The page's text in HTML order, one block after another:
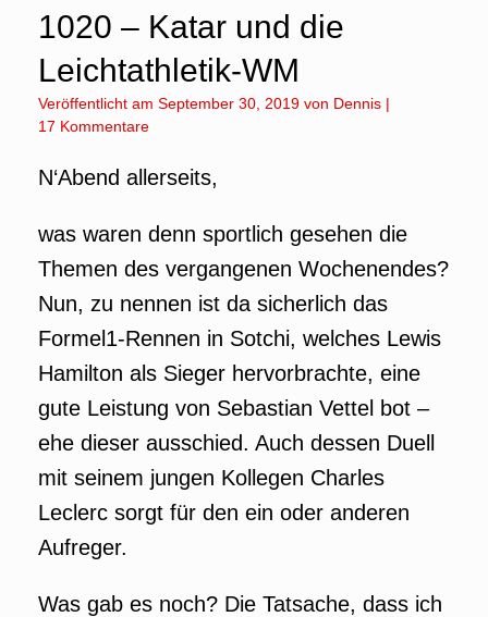
1020 – Katar und die
Leichtathletik-WM
Veröffentlicht am September 30, 2019 von Dennis |
17 Kommentare
N‘Abend allerseits,
was waren denn sportlich gesehen die
Themen des vergangenen Wochenendes?
Nun, zu nennen ist da sicherlich das
Formel1-Rennen in Sotchi, welches Lewis
Hamilton als Sieger hervorbrachte, eine
gute Leistung von Sebastian Vettel bot –
ehe dieser ausschied. Auch dessen Duell
mit seinem jungen Kollegen Charles
Leclerc sorgt für den ein oder anderen
Aufreger.
Was gab es noch? Die Tatsache, dass ich